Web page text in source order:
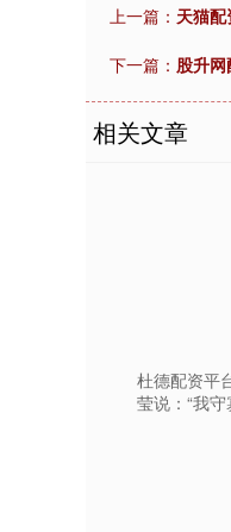
上一篇： 天猫
下一篇： 股升
相关文章
杜德配资平
莹说：“我